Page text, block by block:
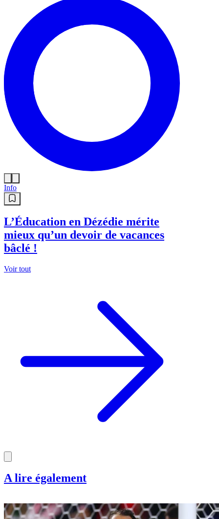
Info
L’Éducation en Dézédie mérite
mieux qu’un devoir de vacances
bâclé !
Voir tout
A lire également